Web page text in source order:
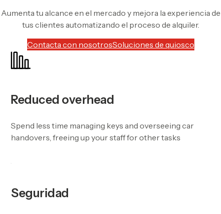
Aumenta tu alcance en el mercado y mejora la experiencia de
tus clientes automatizando el proceso de alquiler.
Contacta con nosotrosSoluciones de quiosco
Reduced overhead
Spend less time managing keys and overseeing car
handovers, freeing up your staff for other tasks
Seguridad